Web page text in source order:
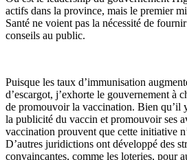
actifs dans la province, mais le premier
Santé ne voient pas la nécessité de
conseils au public.
Puisque les taux d’immunisation
d’escargot, j’exhorte le gouvernement à
de promouvoir la vaccination. Bien qu’il
la publicité du vaccin et promouvoir ses
vaccination prouvent que cette initiative
D’autres juridictions ont développé des
convaincantes, comme les loteries, pour